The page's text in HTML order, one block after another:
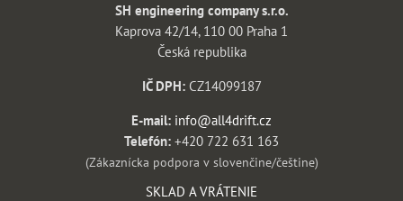
SH engineering company s.r.o.
Kaprova 42/14, 110 00 Praha 1
Česká republika
IČ DPH:CZ14099187
E-mail: info@all4drift.cz
Telefón: +420 722 631 163
(Zákaznícka podpora v slovenčine/češtine)
SKLAD A VRÁTENIE